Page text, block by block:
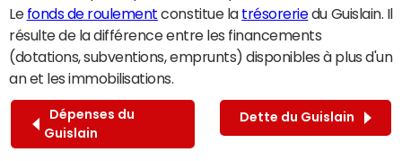
Le fonds de roulement constitue la trésoreriedu Guislain. Il
résulte de la différence entre les financements
(dotations, subventions, emprunts) disponibles à plus d'un
an et les immobilisations.
Dépenses du
Guislain
Dette du Guislain